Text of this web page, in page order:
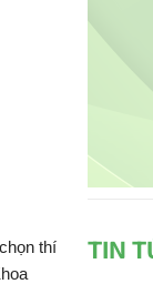
thí
TIN